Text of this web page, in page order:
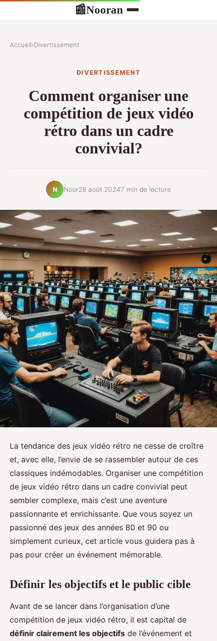
📰Nooran
Accueil›Divertissement
DIVERTISSEMENT
Comment organiser une
compétition de jeux vidéo
rétro dans un cadre
convivial?
N Nour28 août 20247 min de lecture
La tendance des jeux vidéo rétro ne cesse de croître
et, avec elle, l’envie de se rassembler autour de ces
classiques indémodables. Organiser une compétition
de jeux vidéo rétro dans un cadre convivial peut
sembler complexe, mais c’est une aventure
passionnante et enrichissante. Que vous soyez un
passionné des jeux des années 80 et 90 ou
simplement curieux, cet article vous guidera pas à
pas pour créer un événement mémorable.
Définir les objectifs et le public cible
Avant de se lancer dans l’organisation d’une
compétition de jeux vidéo rétro, il est capital de
définir clairement les objectifs de l’événement et